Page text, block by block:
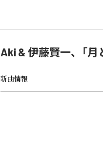
Aki & 伊藤賢一、「月
新曲情報